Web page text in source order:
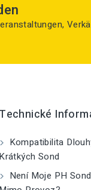
Technické
Kompatibilita
Krátkých Sond
Není Moje PH